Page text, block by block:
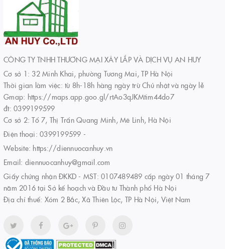
CÔNG TY TNHH THƯƠNG MẠI XÂY LẮP VÀ DỊCH VỤ AN HUY
Cơ sở 1: 32 Minh Khai, phường Tương Mai, TP Hà Nội
Thời gian làm việc: từ 8h-18h hàng ngày trừ Chủ nhật và ngày lễ
Gmap: https://maps.app.goo.gl/rtAo3qJKMtim44do7
đt: 0399199599
Cơ sở 2: Tổ 7, Thị Trấn Quang Minh, Mê Linh, Hà Nội
Điện thoại: 0399199599 -
Website: https://diennuocanhuy.vn
Email: diennuocanhuy@gmail.com
Giấy chứng nhận ĐKKD - MST: 0107489489 cấp ngày 01 tháng 7
năm 2016 tại Sở kế hoạch và Đầu tư Thành phố Hà Nội
Địa chỉ thuế: Xóm 2 Bắc, Xã Thiên Lộc, TP Hà Nội, Việt Nam